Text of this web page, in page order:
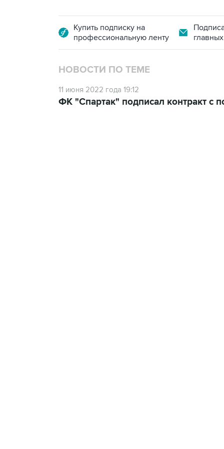
Купить подписку на
профессиональную ленту
НОВОСТИ ПО ТЕМЕ
11 июня 2022 года 19:12
ФК "Спартак" подписал контракт с